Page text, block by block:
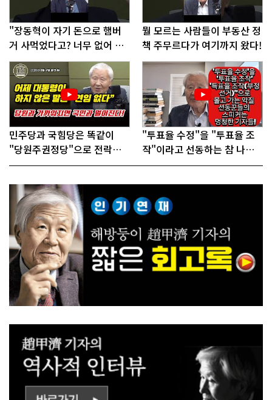
"장동혁이 자기 돈으로 햄버
거 사먹었다고? 너무 없어 보
인다"
뭘 모르는 사람들이 부동산 정
책 주무르다가 여기까지 왔다!
민주당과 국힘당은 똑같이
"당원주권정당"으로 전락했
다!
"투표율 수정"을 "투표율 조
작"이라고 선동하는 참 나쁜
사람들!